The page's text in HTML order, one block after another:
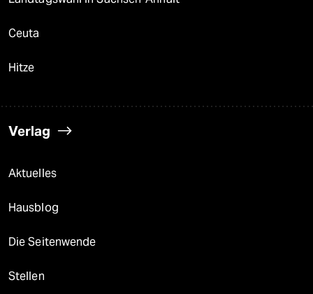
Ceuta
Hitze
Verlag
Aktuelles
Hausblog
Die Seitenwende
Stellen